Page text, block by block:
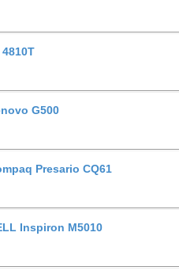
G500
Presario CQ61
Inspiron M5010